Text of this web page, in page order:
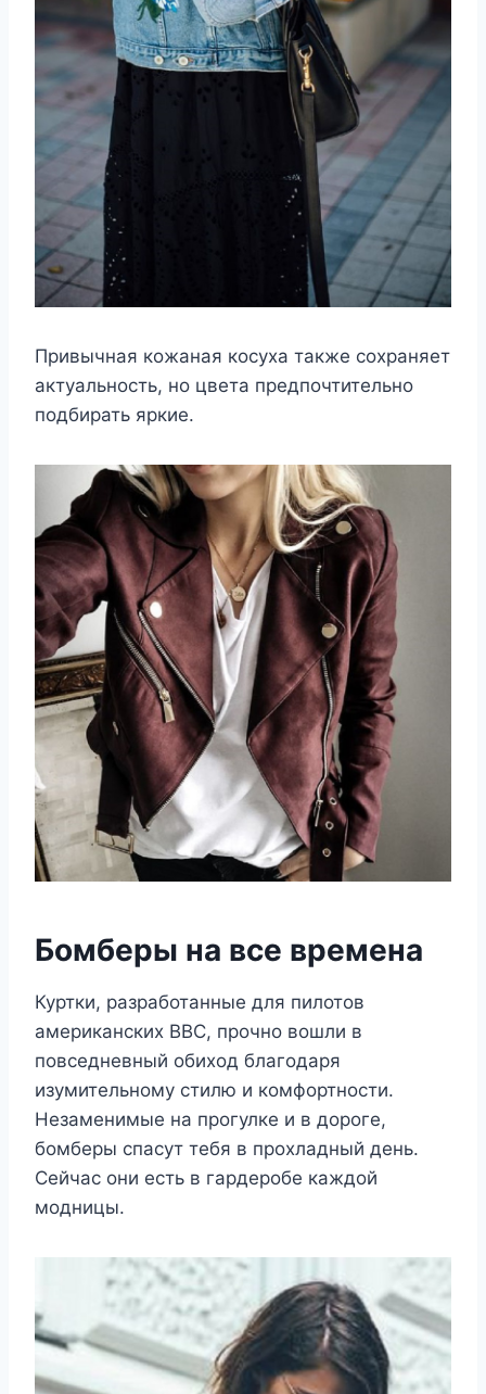
Привычная кожаная косуха также сохраняет
актуальность, но цвета предпочтительно
подбирать яркие.
Бомберы на все времена
Куртки, разработанные для пилотов
американских ВВС, прочно вошли в
повседневный обиход благодаря
изумительному стилю и комфортности.
Незаменимые на прогулке и в дороге,
бомберы спасут тебя в прохладный день.
Сейчас они есть в гардеробе каждой
модницы.